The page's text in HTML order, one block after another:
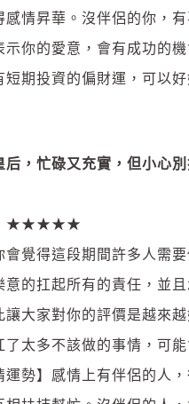
感情昇華。沒伴侶的你，
你的愛意，會有成功的機
短期投資的偏財運，可以
后，忙碌又充實，但小心
：★★★★★
會覺得這段期間許多人需
意的扛起所有的責任，並
讓大家對你的評價是越來
了太多不該做的事情，可
運勢】感情上有伴侶的人